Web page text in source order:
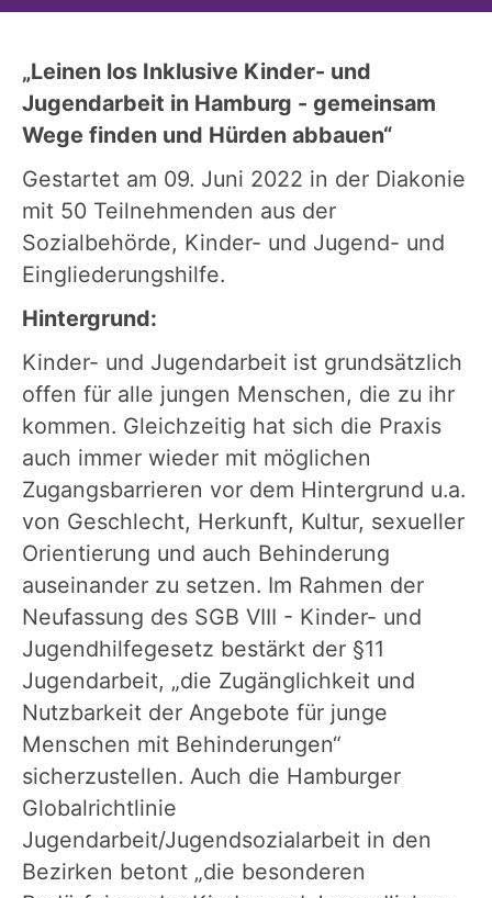
„Leinen los Inklusive Kinder- und
Jugendarbeit in Hamburg - gemeinsam
Wege finden und Hürden abbauen“
Gestartet am 09. Juni 2022 in der Diakonie
mit 50 Teilnehmenden aus der
Sozialbehörde, Kinder- und Jugend- und
Eingliederungshilfe.
Hintergrund:
Kinder- und Jugendarbeit ist grundsätzlich
offen für alle jungen Menschen, die zu ihr
kommen. Gleichzeitig hat sich die Praxis
auch immer wieder mit möglichen
Zugangsbarrieren vor dem Hintergrund u.a.
von Geschlecht, Herkunft, Kultur, sexueller
Orientierung und auch Behinderung
auseinander zu setzen. Im Rahmen der
Neufassung des SGB VIII - Kinder- und
Jugendhilfegesetz bestärkt der §11
Jugendarbeit, „die Zugänglichkeit und
Nutzbarkeit der Angebote für junge
Menschen mit Behinderungen“
sicherzustellen. Auch die Hamburger
Globalrichtlinie
Jugendarbeit/Jugendsozialarbeit in den
Bezirken betont „die besonderen